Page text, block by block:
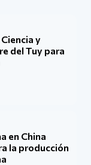
y
del Tuy para
en China
la producción